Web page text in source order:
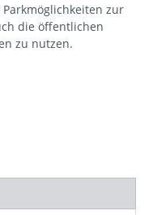
zur
die öffentlichen
zu nutzen.